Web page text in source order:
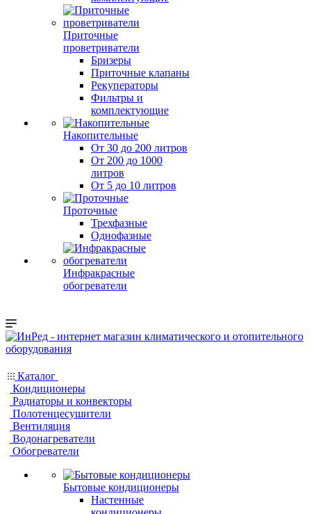
Приточные
проветриватели
Бризеры
Приточные клапаны
Рекуператоры
Фильтры и
комплектующие
Накопительные
От 30 до 200 литров
От 200 до 1000
литров
От 5 до 10 литров
Проточные
Трехфазные
Однофазные
Инфракрасные
обогреватели
Каталог
Кондиционеры
Радиаторы и конвекторы
Полотенцесушители
Вентиляция
Водонагреватели
Обогреватели
Бытовые кондиционеры
Настенные